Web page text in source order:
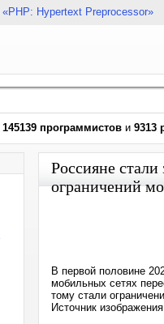
«PHP: Hypertext Preprocessor»
145139 программистов и 9313
Россияне
ограничений
В первой половине
мобильных сетях
тому стали
Источник